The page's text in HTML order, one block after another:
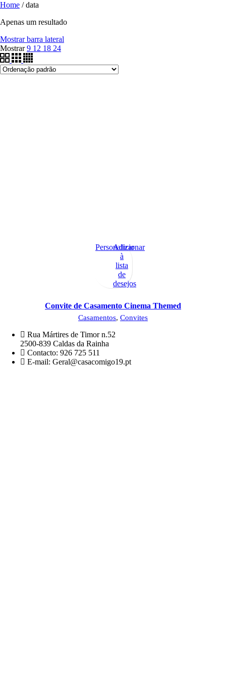
Home /data
Apenas um resultado
Mostrar barra lateral
Mostrar9 12 18 24
Personalizar
Adicionar
à
lista
de
desejos
Convite de Casamento Cinema Themed
Casamentos, Convites
Rua Mártires de Timor n.52
2500-839 Caldas da Rainha
Contacto: 926 725 511
E-mail: Geral@casacomigo19.pt